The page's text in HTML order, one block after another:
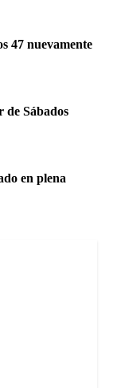
47 nuevamente
de Sábados
en plena